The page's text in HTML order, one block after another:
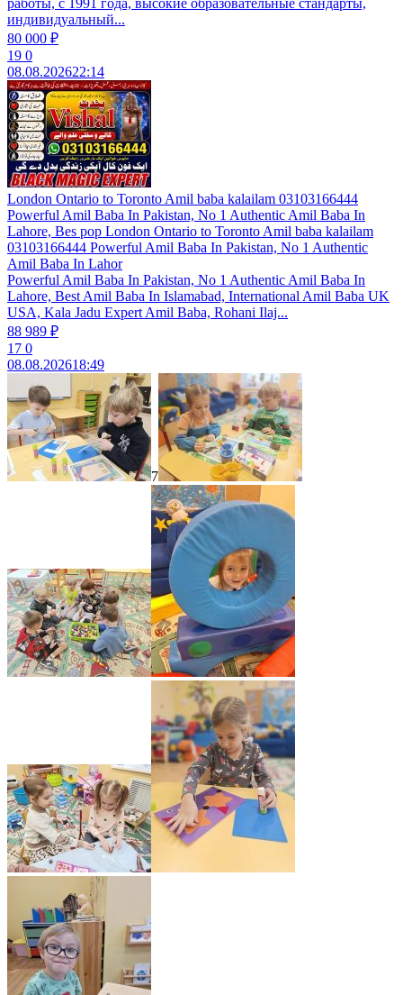
работы, с 1991 года, высокие образовательные стандарты,
индивидуальный...
80 000 ₽
19 0
08.08.202622:14
London Ontario to Toronto Amil baba kalailam 03103166444
Powerful Amil Baba In Pakistan, No 1 Authentic Amil Baba In
Lahore, Bes pop London Ontario to Toronto Amil baba kalailam
03103166444 Powerful Amil Baba In Pakistan, No 1 Authentic
Amil Baba In Lahor
Powerful Amil Baba In Pakistan, No 1 Authentic Amil Baba In
Lahore, Best Amil Baba In Islamabad, International Amil Baba UK
USA, Kala Jadu Expert Amil Baba, Rohani Ilaj...
88 989 ₽
17 0
08.08.202618:49
7